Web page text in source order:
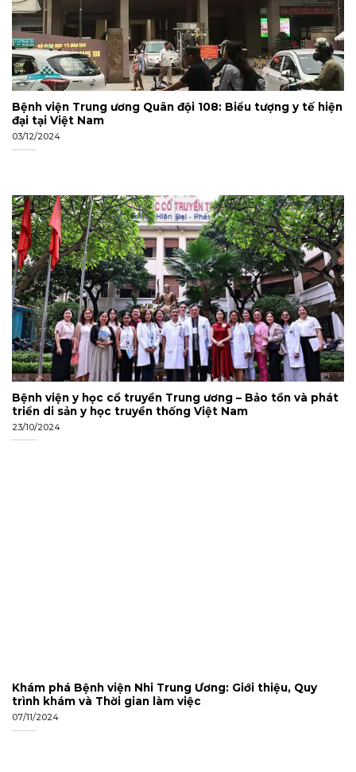
Bệnh viện Trung ương Quân đội 108: Biểu tượng y tế hiện
đại tại Việt Nam
03/12/2024
Bệnh viện y học cổ truyền Trung ương – Bảo tồn và phát
triển di sản y học truyền thống Việt Nam
23/10/2024
Khám phá Bệnh viện Nhi Trung Ương: Giới thiệu, Quy
trình khám và Thời gian làm việc
07/11/2024